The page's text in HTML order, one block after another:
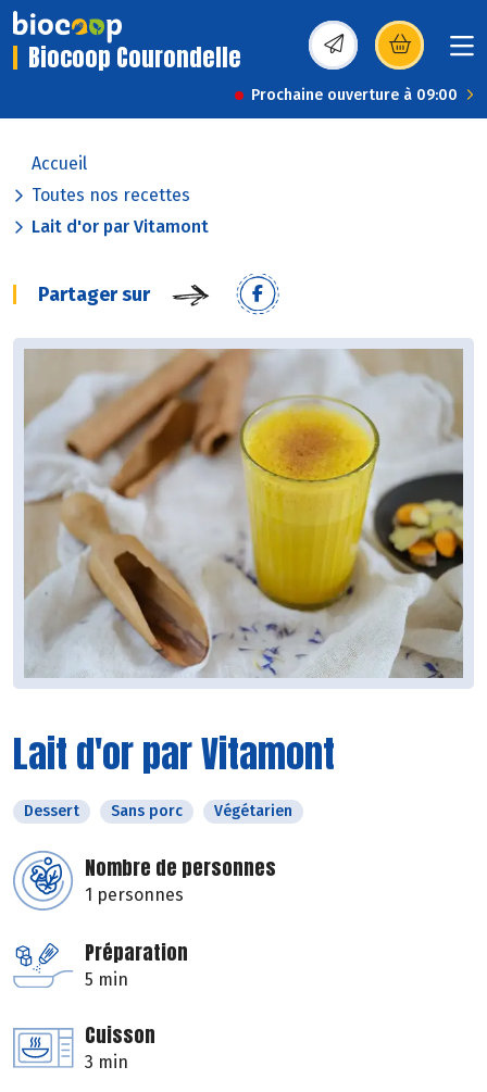
Biocoop Courondelle (s’ouvre dans une
Prochaine ouverture à 09:00
Accueil
Toutes nos recettes
Lait d'or par Vitamont
Partager sur
Lait d'or par Vitamont
Dessert Sans porc Végétarien
Nombre de personnes
1 personnes
Préparation
5 min
Cuisson
3 min